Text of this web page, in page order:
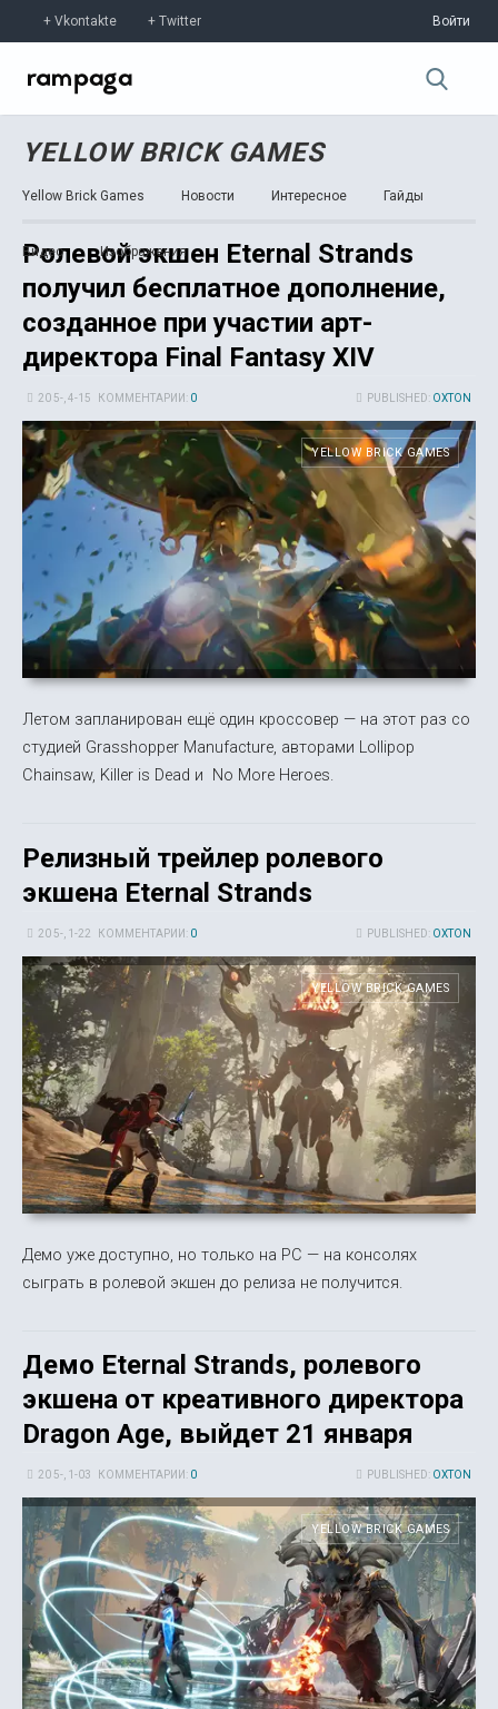
Vkontakte Twitter Войти
YELLOW BRICK GAMES
Yellow Brick Games Новости Интересное Гайды
Видео Изображения
Ролевой экшен Eternal Strands
получил бесплатное дополнение,
созданное при участии арт-
директора Final Fantasy XIV
PUBLISHED: OXTON
20 5-, 4-15 КОММЕНТАРИИ: 0
YELLOW BRICK GAMES
Летом запланирован ещё один кроссовер — на этот раз со
студией Grasshopper Manufacture, авторами Lollipop
Chainsaw, Killer is Dead и No More Heroes.
Релизный трейлер ролевого
экшена Eternal Strands
PUBLISHED: OXTON
20 5-, 1-22 КОММЕНТАРИИ: 0
YELLOW BRICK GAMES
Демо уже доступно, но только на PC — на консолях
сыграть в ролевой экшен до релиза не получится.
Демо Eternal Strands, ролевого
экшена от креативного директора
Dragon Age, выйдет 21 января
PUBLISHED: OXTON
20 5-, 1-03 КОММЕНТАРИИ: 0
YELLOW BRICK GAMES